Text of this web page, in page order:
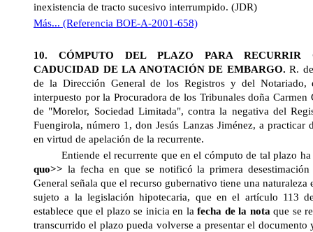
inexistencia de tracto sucesivo interrumpido. (JDR)
Más... (Referencia BOE-A-2001-658)
10. CÓMPUTO DEL PLAZO PARA RECURRIR
CADUCIDAD DE LA ANOTACIÓN DE EMBARGO. R.
de la Dirección Generalde los Registros y del Notariado,
interpuesto por la Procuradora de los Tribunales doña Carmen
de "Morelor, Sociedad Limitada", contra la negativa del
Fuengirola, número 1, don Jesús Lanzas Jiménez, a practicar
en virtud de apelación de la recurrente.
Entiende el recurrente que en el cómputo de tal plazo ha
quo>> la fecha en que se notificó la primera
General señala que el recurso gubernativo tiene una naturaleza
sujeto a la legislación hipotecaria, que en el artículo 113
establece que el plazo se inicia en la fecha de la notaque se
transcurrido el plazo pueda volverse a presentar el documento